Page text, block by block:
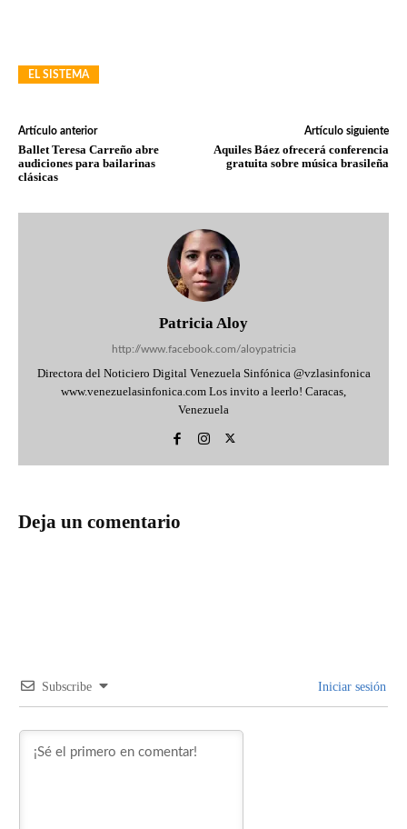
EL SISTEMA
Artículo anterior
Ballet Teresa Carreño abre
audiciones para bailarinas
clásicas
Artículo siguiente
Aquiles Báez ofrecerá conferencia
gratuita sobre música brasileña
Patricia Aloy
http://www.facebook.com/aloypatricia
Directora del Noticiero Digital Venezuela Sinfónica @vzlasinfonica
www.venezuelasinfonica.com Los invito a leerlo! Caracas,
Venezuela
Deja un comentario
Subscribe Iniciar sesión